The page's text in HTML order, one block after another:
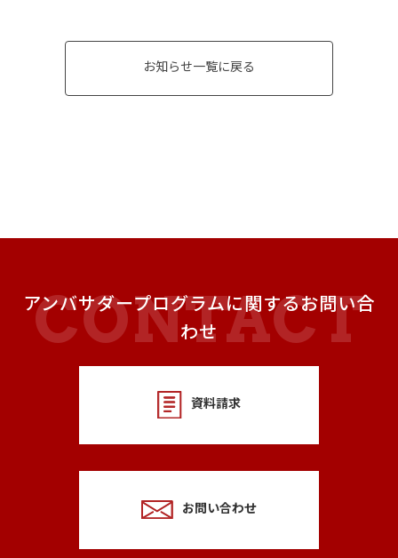
お知らせ一覧に戻る
アンバサダープログラムに関するお問い合
わせ
資料請求
お問い合わせ